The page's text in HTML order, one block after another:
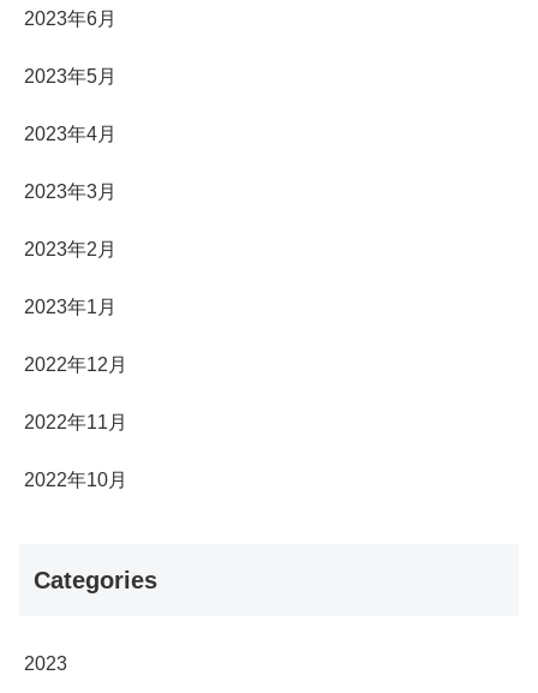
2023年6月
2023年5月
2023年4月
2023年3月
2023年2月
2023年1月
2022年12月
2022年11月
2022年10月
Categories
2023